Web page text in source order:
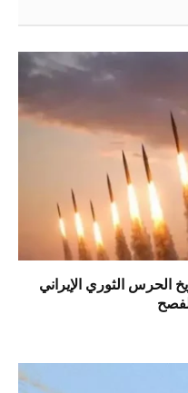
الحرس الثوري الإيراني